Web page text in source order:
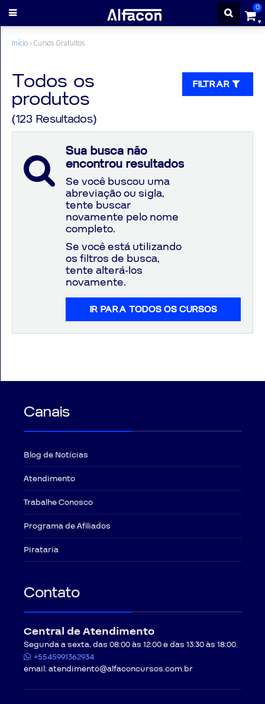
0
ENTRAR
CADASTRE-
SE
Cursos
Aprovados
Aulas
VIVO
GRATUITAS!
Início › Cursos Gratuitos
Todos os
produtos
(123 Resultados)
FILTRAR
Sua busca não
encontrou resultados
Se você buscou uma
abreviação ou sigla,
tente buscar
novamente pelo nome
completo.
Se você está utilizando
os filtros de busca,
tente alterá-los
novamente.
IR PARA TODOS OS CURSOS
Canais
Blog de Notícias
Atendimento
Trabalhe Conosco
Programa de Afiliados
Pirataria
Contato
Central de Atendimento
Segunda a sexta, das 08:00 às 12:00 e das 13:30 às 18:00.
+5545991362934
email:atendimento@alfaconcursos.com.br